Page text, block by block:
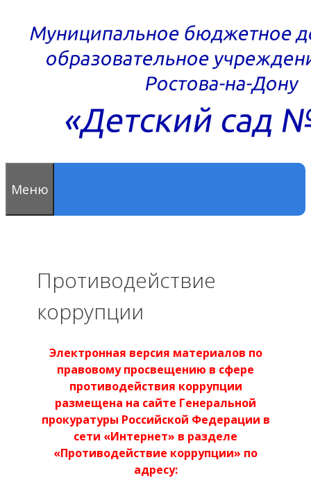
содержимому
Меню
Противодействие
коррупции
Электронная версия материалов по
правовому просвещению в сфере
противодействия коррупции
размещена на сайте Генеральной
прокуратуры Российской Федерации в
сети «Интернет» в разделе
«Противодействие коррупции» по
адресу: